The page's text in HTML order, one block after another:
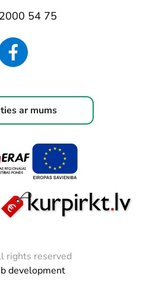
54 75
ar mums
rights reserved
development